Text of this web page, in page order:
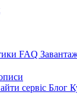
FAQ
сервіс Блог